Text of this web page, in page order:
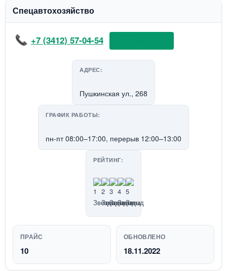
Спецавтохозяйство
+7 (3412) 57-04-54
АДРЕС:
Пушкинская ул., 268
ГРАФИК РАБОТЫ:
пн-пт 08:00–17:00, перерыв 12:00–13:00
РЕЙТИНГ:
ПРАЙС
10
ОБНОВЛЕНО
18.11.2022